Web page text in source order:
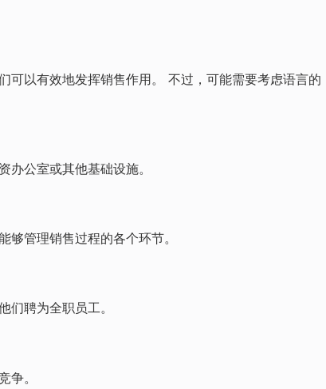
可以有效地发挥销售作用。 不过，可能需要考虑语言的
公室或其他基础设施。
管理销售过程的各个环节。
聘为全职员工。
争。